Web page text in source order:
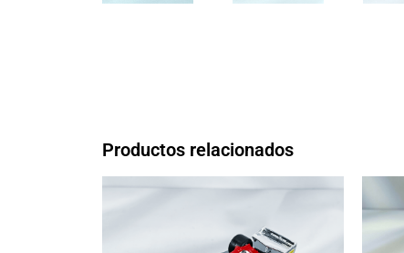
Productos relacionados